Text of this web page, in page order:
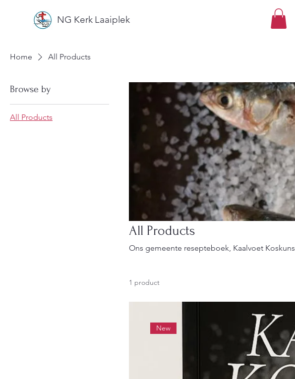
NG Kerk Laaiplek
Home
All Products
Browse by
All Products
All Products
Ons gemeente resepteboek, Kaalvoet Koskuns
1 product
New